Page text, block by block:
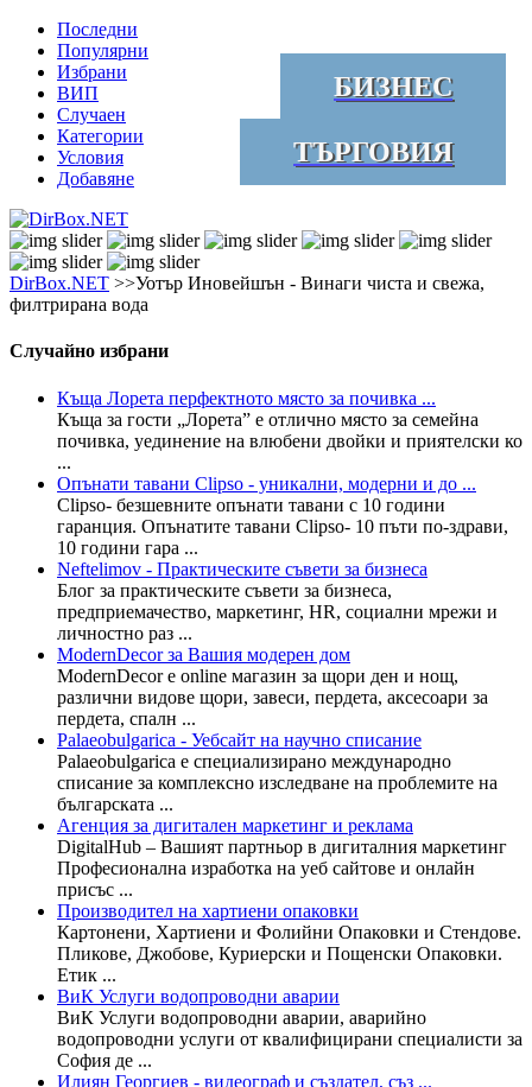
Последни
Популярни
Избрани
ВИП
Случаен
Категории
Условия
Добавяне
БИЗНЕС
ТЪРГОВИЯ
DirBox.NET >>Уотър Иновейшън - Винаги чиста и свежа,
филтрирана вода
Случайно избрани
Къща Лорета перфектното място за почивка ...
Къща за гости „Лорета” е отлично място за семейна
почивка, уединение на влюбени двойки и приятелски ко
...
Опънати тавани Clipso - уникални, модерни и до ...
Clipso- безшевните опънати тавани с 10 години
гаранция. Опънатите тавани Clipso- 10 пъти по-здрави,
10 години гара ...
Neftelimov - Практическите съвети за бизнеса
Блог за практическите съвети за бизнеса,
предприемачество, маркетинг, HR, социални мрежи и
личностно раз ...
ModernDecor за Вашия модерен дом
ModernDecor е online магазин за щори ден и нощ,
различни видове щори, завеси, пердета, аксесоари за
пердета, спалн ...
Palaeobulgarica - Уебсайт на научно списание
Palaeobulgarica е специализирано международно
списание за комплексно изследване на проблемите на
българската ...
Агенция за дигитален маркетинг и реклама
DigitalHub – Вашият партньор в дигиталния маркетинг
Професионална изработка на уеб сайтове и онлайн
присъс ...
Производител на хартиени опаковки
Картонени, Хартиени и Фолийни Опаковки и Стендове.
Пликове, Джобове, Куриерски и Пощенски Опаковки.
Етик ...
ВиК Услуги водопроводни аварии
ВиК Услуги водопроводни аварии, аварийно
водопроводни услуги от квалифицирани специалисти за
София де ...
Илиян Георгиев - видеограф и създател, съз ...